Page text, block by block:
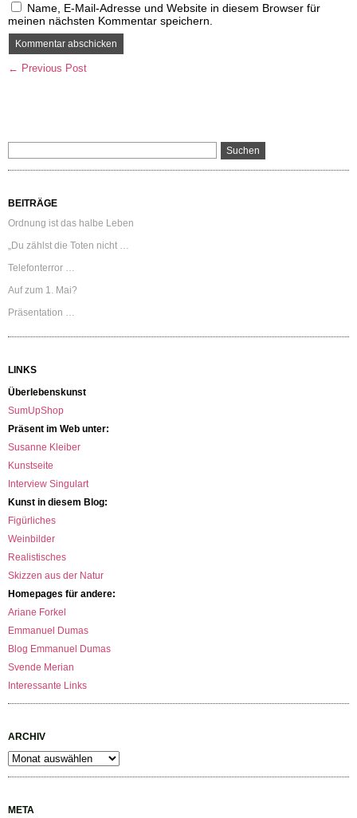
Name, E-Mail-Adresse und Website in diesem Browser für
meinen nächsten Kommentar speichern.
← Previous Post
BEITRÄGE
Ordnung ist das halbe Leben
„Du zählst die Toten nicht …
Telefonterror …
Auf zum 1. Mai?
Präsentation …
LINKS
Überlebenskunst
SumUpShop
Präsent im Web unter:
Susanne Kleiber
Kunstseite
Interview Singulart
Kunst in diesem Blog:
Figürliches
Weinbilder
Realistisches
Skizzen aus der Natur
Homepages für andere:
Ariane Forkel
Emmanuel Dumas
Blog Emmanuel Dumas
Svende Merian
Interessante Links
ARCHIV
Archiv
META